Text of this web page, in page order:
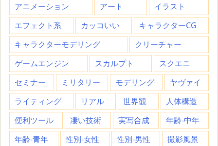
アニメーション
アート
イラスト
エフェクト系
カッコいい
キャラクターCG
キャラクターモデリング
クリーチャー
ゲームエンジン
スカルプト
スクエニ
セミナー
ミリタリー モデリング
ヤヴァイ
ライティング
リアル 世界観
人体構造
便利ツール
凄い技術 実写合成
年齢-中年
年齢-青年
性別-女性 性別-男性
撮影風景